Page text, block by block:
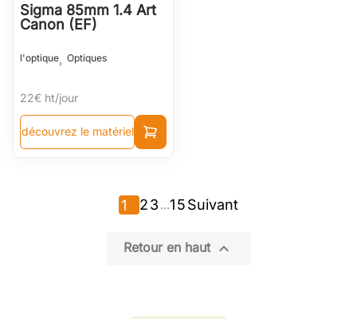
Sigma 85mm 1.4 Art
Canon (EF)
l'optique, Optiques
22€ ht/jour
découvrez le matériel
1 23 …15Suivant
Retour en haut 